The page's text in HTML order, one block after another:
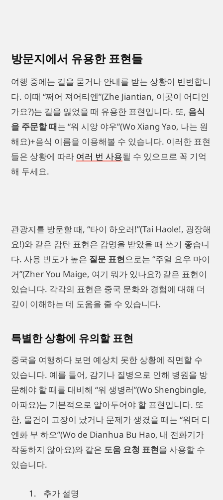
방문지에서 유용한 표현들
여행 중에는 길을 묻거나 안내를 받는 상황이 빈번합니
다. 이때 “쩌어 져어티엔”(Zhe Jiantian, 이곳이 어디인
가요?)는 길을 잃었을 때 유용한 표현입니다. 또, 음식
을 주문할 때는 “워 시앙 야우”(Wo Xiang Yao, 나는 원
해요)+음식 이름을 이용해볼 수 있습니다. 이러한 표현
들은 상황에 따라 여러 번 사용될 수 있으므로 꼭 기억
해 두세요.
관광지를 방문할 때, “타이 하오러!”(Tai Haole!, 굉장해
요!)와 같은 감탄 표현은 감명을 받았을 때 쓰기 좋습니
다. 사용 빈도가 높은 질문 표현으로는 “주얼 요우 마이
거”(Zher You Maige, 여기 뭐가 있나요?) 같은 표현이
있습니다. 각각의 표현은 중국 문화와 경험에 대해 더
깊이 이해하는 데 도움을 줄 수 있습니다.
특별한 상황에 유의할 표현
중국을 여행하다 보면 예상치 못한 상황에 직면할 수
있습니다. 예를 들어, 감기나 질병으로 인해 병원을 방
문해야 할 때를 대비해 “워 생병러”(Wo Shengbingle,
아파요)는 기본적으로 알아두어야 할 표현입니다. 또
한, 물건이 고장이 났거나 문제가 생겼을 때는 “워더 디
엔화 부 하오”(Wo de Dianhua Bu Hao, 내 전화기가
작동하지 않아요)와 같은 도움 요청 표현을 사용할 수
있습니다.
추가 설명